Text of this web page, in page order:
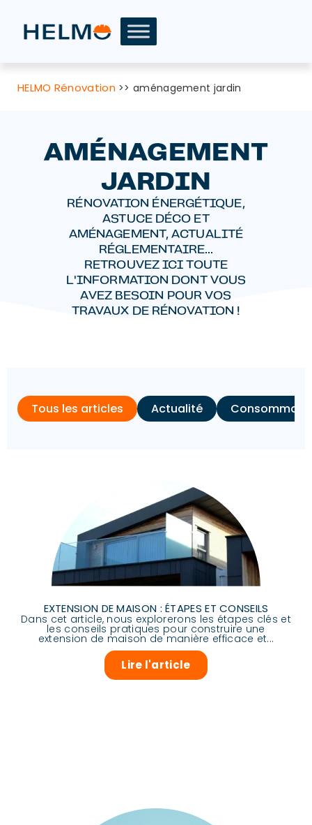
HELMO Rénovation>>aménagement jardin
AMÉNAGEMENT
JARDIN
RÉNOVATION ÉNERGÉTIQUE,
ASTUCE DÉCO ET
AMÉNAGEMENT, ACTUALITÉ
RÉGLEMENTAIRE...
RETROUVEZ ICI TOUTE
L'INFORMATION DONT VOUS
AVEZ BESOIN POUR VOS
TRAVAUX DE RÉNOVATION !
Actualité
Tous les articles
EXTENSION DE MAISON : ÉTAPES ET CONSEILS
Dans cet article, nous explorerons les étapes clés et
les conseils pratiques pour construire une
extension de maison de manière efficace et...
Lire l'article